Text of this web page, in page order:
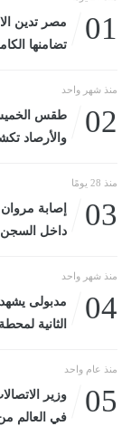
01
مصر تدين
تضامنها
منذ شهر واحد
02
والأرصاد تكشف
منذ 28 يومًا
03
إصابة
داخل السجن
منذ شهر واحد
04
مدبولى
الثانية
منذ عام واحد
05
وزير
في العالم